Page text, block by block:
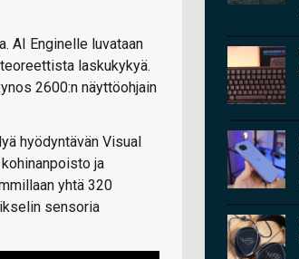
AI Enginelle luvataan
laskukykyä.
2600:n näyttöohjain
hyödyntävän Visual
ja
yhtä 320
sensoria